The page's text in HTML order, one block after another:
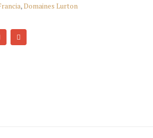
,Domaines Lurton